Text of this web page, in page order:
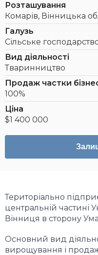
Розташування
Комарів, Вінницька
Галузь
Сільське
Вид діяльності
Тваринництво
Продаж частки
100%
Ціна
$1 400 000
Територіально
центральній частині
Вінниця в сторону
Основний вид
вирощування і